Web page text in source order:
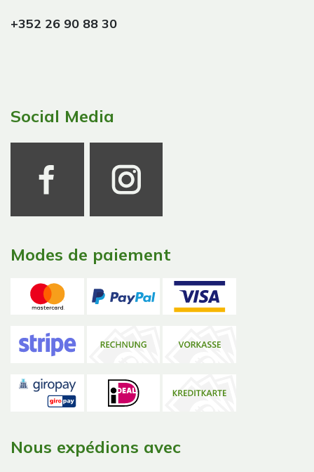
+352 26 90 88 30
Social Media
Modes de paiement
Nous expédions avec